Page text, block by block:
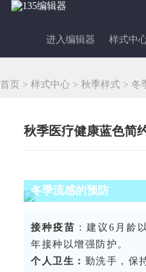
进入编辑器 样式中
首页 > 样式中心 > 秋季样式 > 冬
秋季医疗健康蓝色简
冬季流感的预防
接种疫苗 ：建议6月龄
年接种以增强防护。
个人卫生： 勤洗手，保